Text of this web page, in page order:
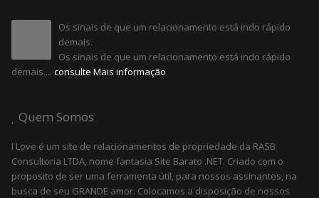
Os sinais de que um relacionamento está indo rápido
demais.
Os sinais de que um relacionamento está indo rápido
demais.... consulte Mais informação
Quem Somos
I Love é um site de relacionamentos de propriedade da RASB
Consultoria LTDA, nome fantasia Site Barato .NET. Criado com o
proposito de ser uma ferramenta útil, para nossos assinantes, na
busca de seu GRANDE amor. Colocamos a disposição de nossos